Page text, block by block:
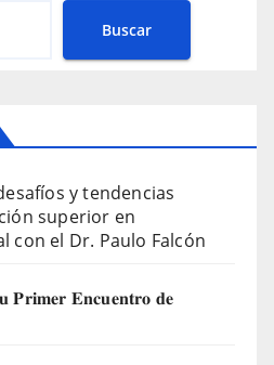
Buscar
y tendencias
superior en
con el Dr. Paulo Falcón
𝐏𝐫𝐢𝐦𝐞𝐫 𝐄𝐧𝐜𝐮𝐞𝐧𝐭𝐫𝐨 𝐝𝐞